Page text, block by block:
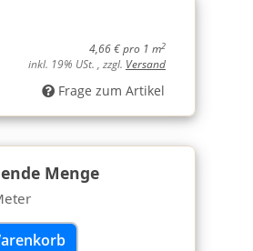
4,66 € pro 1 m2
inkl. 19% USt. , zzgl. Versand
Frage zum Artikel
Menge